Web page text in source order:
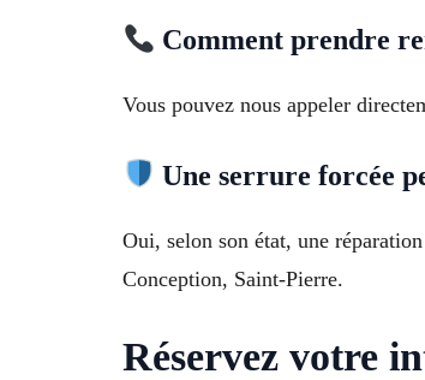
Comment prendre
Vous pouvez nous appeler
Une serrure forcée
Oui, selon son état, une
Conception, Saint-Pierre.
Réservez votre